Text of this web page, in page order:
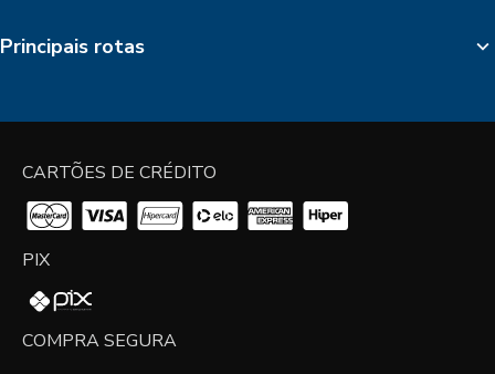
Principais rotas
CARTÕES DE CRÉDITO
PIX
COMPRA SEGURA